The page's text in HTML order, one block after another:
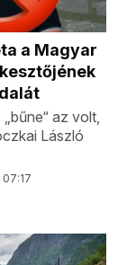
a Magyar
az volt,
László